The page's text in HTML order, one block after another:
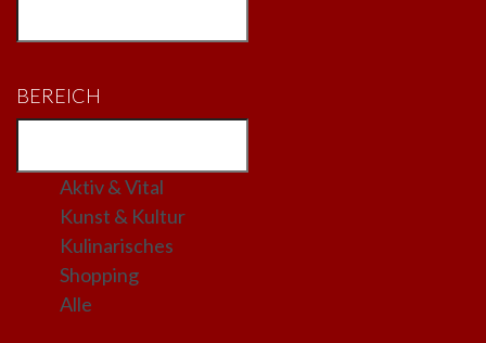
BEREICH
Aktiv & Vital
Kunst & Kultur
Kulinarisches
Shopping
Alle